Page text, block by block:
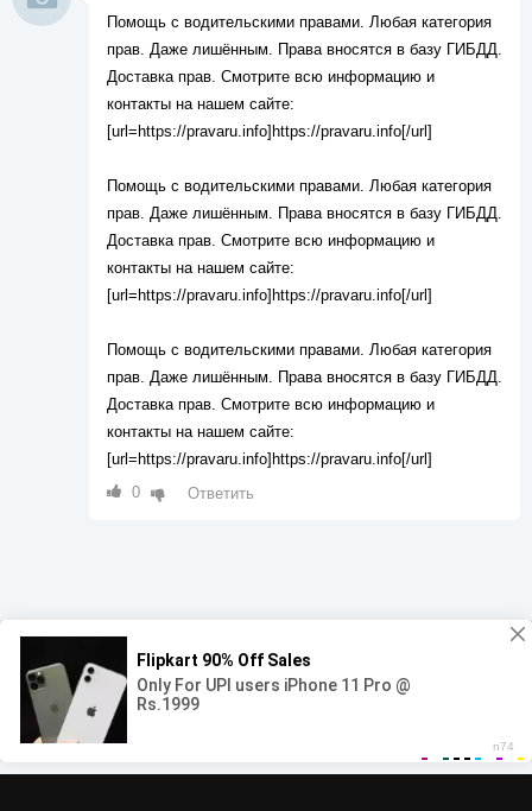
Помощь с водительскими правами. Любая категория
прав. Даже лишённым. Права вносятся в базу ГИБДД.
Доставка прав. Смотрите всю информацию и
контакты на нашем сайте:
[url=https://pravaru.info]https://pravaru.info[/url]
Помощь с водительскими правами. Любая категория
прав. Даже лишённым. Права вносятся в базу ГИБДД.
Доставка прав. Смотрите всю информацию и
контакты на нашем сайте:
[url=https://pravaru.info]https://pravaru.info[/url]
Помощь с водительскими правами. Любая категория
прав. Даже лишённым. Права вносятся в базу ГИБДД.
Доставка прав. Смотрите всю информацию и
контакты на нашем сайте:
[url=https://pravaru.info]https://pravaru.info[/url]
0
Ответить
00:00